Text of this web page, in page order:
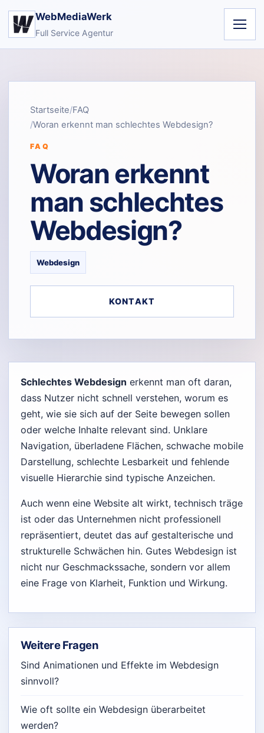
WebMediaWerk
Full Service Agentur
Startseite FAQ
Woran erkennt man schlechtes Webdesign?
FAQ
Woran erkennt
man schlechtes
Webdesign?
Webdesign
KONTAKT
Schlechtes Webdesign erkennt man oft daran,
dass Nutzer nicht schnell verstehen, worum es
geht, wie sie sich auf der Seite bewegen sollen
oder welche Inhalte relevant sind. Unklare
Navigation, überladene Flächen, schwache mobile
Darstellung, schlechte Lesbarkeit und fehlende
visuelle Hierarchie sind typische Anzeichen.
Auch wenn eine Website alt wirkt, technisch träge
ist oder das Unternehmen nicht professionell
repräsentiert, deutet das auf gestalterische und
strukturelle Schwächen hin. Gutes Webdesign ist
nicht nur Geschmackssache, sondern vor allem
eine Frage von Klarheit, Funktion und Wirkung.
Weitere Fragen
Sind Animationen und Effekte im Webdesign
sinnvoll?
Wie oft sollte ein Webdesign überarbeitet
werden?